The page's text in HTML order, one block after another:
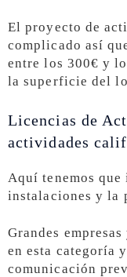
El proyecto de
complicado así
entre los 300€ y
la superficie del
Licencias de
actividades
Aquí tenemos
instalaciones y la
Grandes
en esta categoría
comunicación